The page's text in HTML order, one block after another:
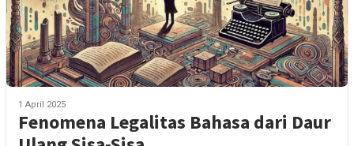
1 April 2025
Fenomena Legalitas Bahasa dari Daur